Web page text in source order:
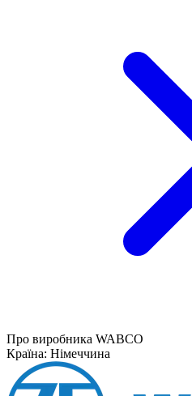
Про виробника WABCO
Країна: Німеччина